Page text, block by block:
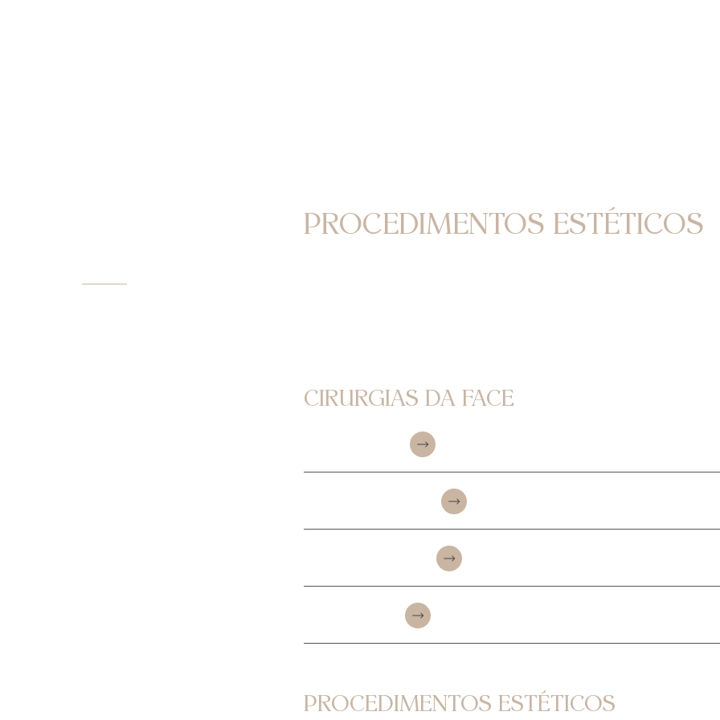
PROCEDIMENTOS ESTÉTICOS
CIRURGIAS DA FACE
RINOPLASTIA
BLEFAROPLASTIA
FRONTOPLASTIA
OTOPLASTIA
PROCEDIMENTOS ESTÉTICOS